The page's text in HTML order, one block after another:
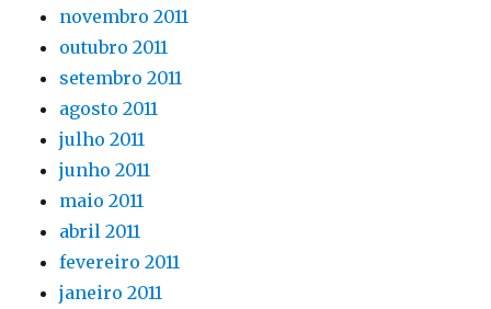
novembro 2011
outubro 2011
setembro 2011
agosto 2011
julho 2011
junho 2011
maio 2011
abril 2011
fevereiro 2011
janeiro 2011